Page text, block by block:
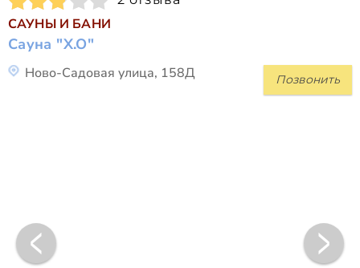
САУНЫ И БАНИ
Сауна "X.O"
Позвонить
Ново-Садовая улица, 158Д